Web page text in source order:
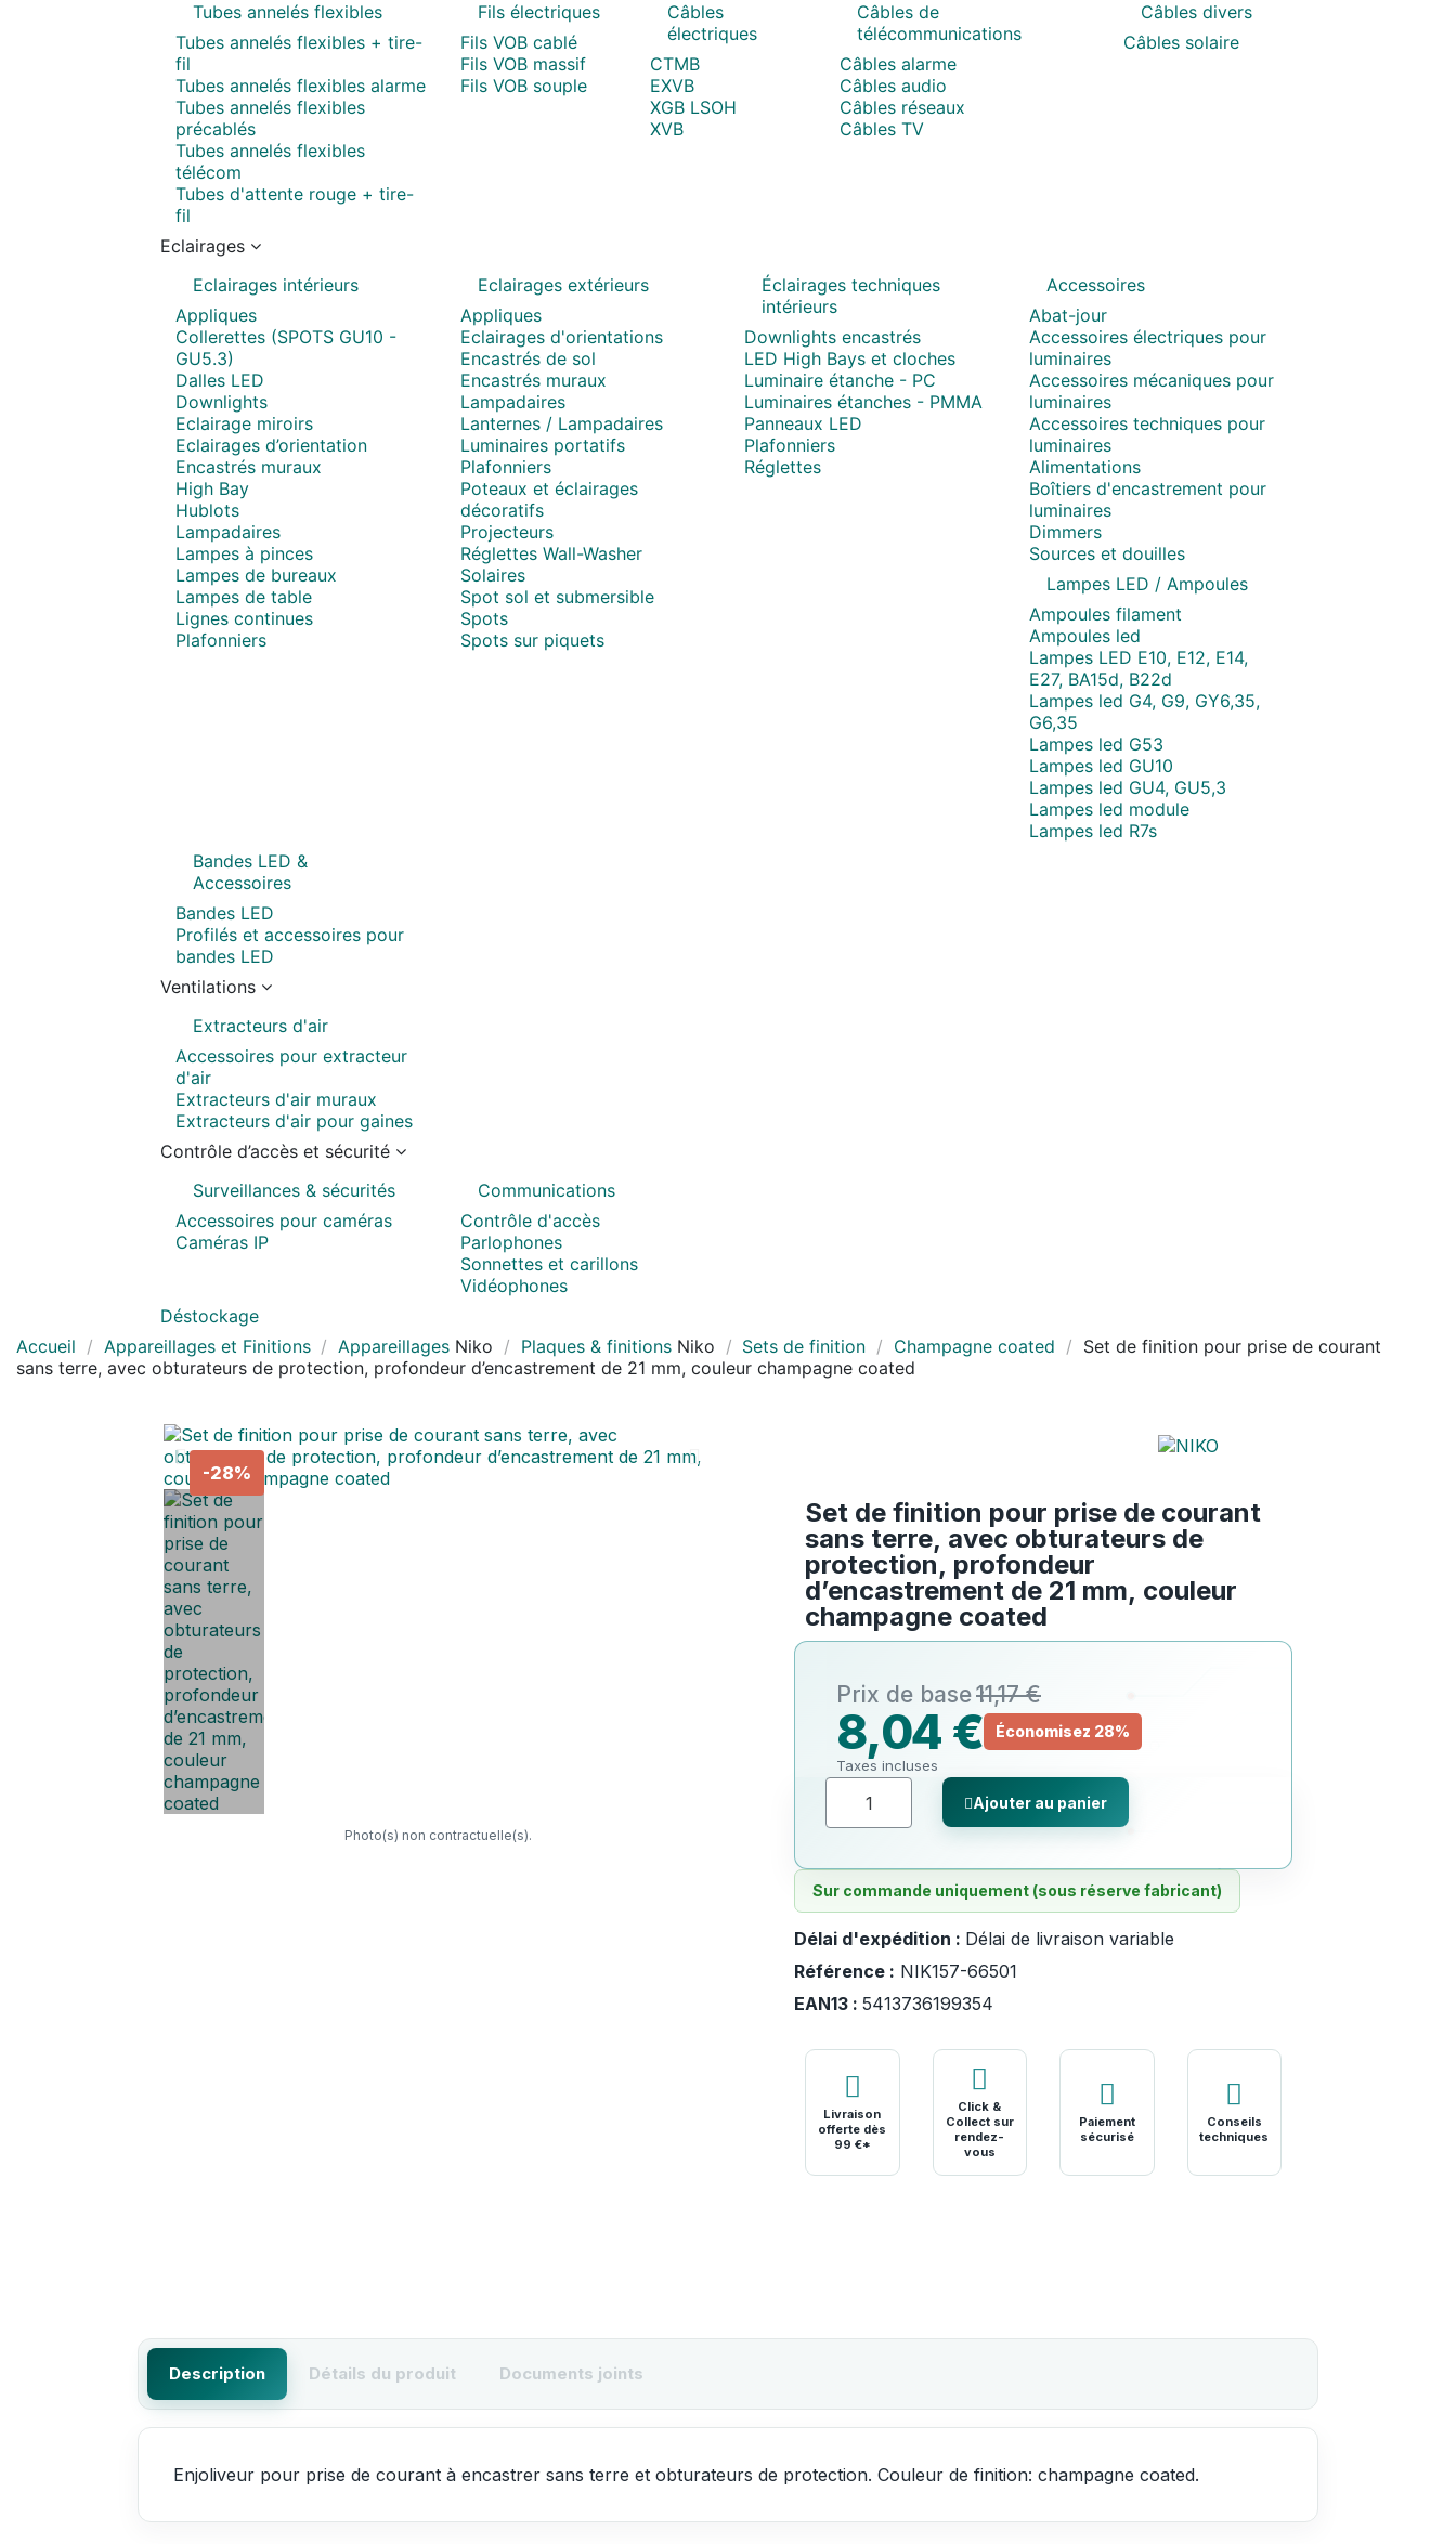
Tubes annelés flexibles
Tubes annelés flexibles + tire-
fil
Tubes annelés flexibles alarme
Tubes annelés flexibles
précablés
Tubes annelés flexibles
télécom
Tubes d'attente rouge + tire-
fil
Fils électriques
Fils VOB cablé
Fils VOB massif
Fils VOB souple
Câbles
électriques
CTMB
EXVB
XGB LSOH
XVB
Câbles de
télécommunications
Câbles alarme
Câbles audio
Câbles réseaux
Câbles TV
Câbles divers
Câbles solaire
Eclairages
Eclairages intérieurs
Appliques
Collerettes (SPOTS GU10 -
GU5.3)
Dalles LED
Downlights
Eclairage miroirs
Eclairages d’orientation
Encastrés muraux
High Bay
Hublots
Lampadaires
Lampes à pinces
Lampes de bureaux
Lampes de table
Lignes continues
Plafonniers
Eclairages extérieurs
Appliques
Eclairages d'orientations
Encastrés de sol
Encastrés muraux
Lampadaires
Lanternes / Lampadaires
Luminaires portatifs
Plafonniers
Poteaux et éclairages
décoratifs
Projecteurs
Réglettes Wall-Washer
Solaires
Spot sol et submersible
Spots
Spots sur piquets
Éclairages techniques
intérieurs
Downlights encastrés
LED High Bays et cloches
Luminaire étanche - PC
Luminaires étanches - PMMA
Panneaux LED
Plafonniers
Réglettes
Accessoires
Abat-jour
Accessoires électriques pour
luminaires
Accessoires mécaniques pour
luminaires
Accessoires techniques pour
luminaires
Alimentations
Boîtiers d'encastrement pour
luminaires
Dimmers
Sources et douilles
Lampes LED / Ampoules
Ampoules filament
Ampoules led
Lampes LED E10, E12, E14,
E27, BA15d, B22d
Lampes led G4, G9, GY6,35,
G6,35
Lampes led G53
Lampes led GU10
Lampes led GU4, GU5,3
Lampes led module
Lampes led R7s
Bandes LED &
Accessoires
Bandes LED
Profilés et accessoires pour
bandes LED
Ventilations
Extracteurs d'air
Accessoires pour extracteur
d'air
Extracteurs d'air muraux
Extracteurs d'air pour gaines
Contrôle d’accès et sécurité
Surveillances & sécurités
Accessoires pour caméras
Caméras IP
Communications
Contrôle d'accès
Parlophones
Sonnettes et carillons
Vidéophones
Déstockage
Accueil
Appareillages et Finitions Appareillages Niko Plaques & finitions Niko Sets de finition Champagne coated Set de finition pour prise de courant
sans terre, avec obturateurs de protection, profondeur d’encastrement de 21 mm, couleur champagne coated
-28%
Photo(s) non contractuelle(s).
Set de finition pour prise de courant
sans terre, avec obturateurs de
protection, profondeur
d’encastrement de 21 mm, couleur
champagne coated
11,17 €
8,04 € Économisez 28%
Taxes incluses
Ajouter au panier
Sur commande uniquement (sous réserve fabricant)
Délai d'expédition : Délai de livraison variable
Référence : NIK157-66501
EAN13 : 5413736199354
Livraison
offerte dès
99 €*
Click &
Collect sur
rendez-
vous
Paiement
sécurisé
Conseils
techniques
Description Détails du produit Documents joints
Enjoliveur pour prise de courant à encastrer sans terre et obturateurs de protection. Couleur de finition: champagne coated.